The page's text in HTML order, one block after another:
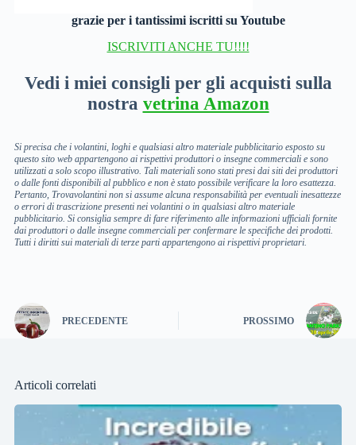
grazie per i tantissimi iscritti su Youtube
ISCRIVITI ANCHE TU!!!!
Vedi i miei consigli per gli acquisti sulla
nostra vetrina Amazon
Si precisa che i volantini, loghi e qualsiasi altro materiale pubblicitario esposto su
questo sito web appartengono ai rispettivi produttori o insegne commerciali e sono
utilizzati a solo scopo illustrativo. Tali materiali sono stati presi dai siti dei produttori
o dalle fonti disponibili al pubblico e non è stato possibile verificare la loro esattezza.
Pertanto, Trovavolantini non si assume alcuna responsabilità per eventuali inesattezze
o errori di trascrizione presenti nei volantini o in qualsiasi altro materiale
pubblicitario. Si consiglia sempre di fare riferimento alle informazioni ufficiali fornite
dai produttori o dalle insegne commerciali per confermare le specifiche dei prodotti.
Tutti i diritti sui materiali di terze parti appartengono ai rispettivi proprietari.
PRECEDENTE PROSSIMO
Articoli correlati